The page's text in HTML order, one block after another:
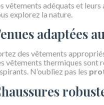
vêtements adéquats et
explorez la nature.
adaptées
des vêtements
vêtements thermiques sont
N’oubliez pas les